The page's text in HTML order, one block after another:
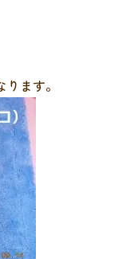
ます。